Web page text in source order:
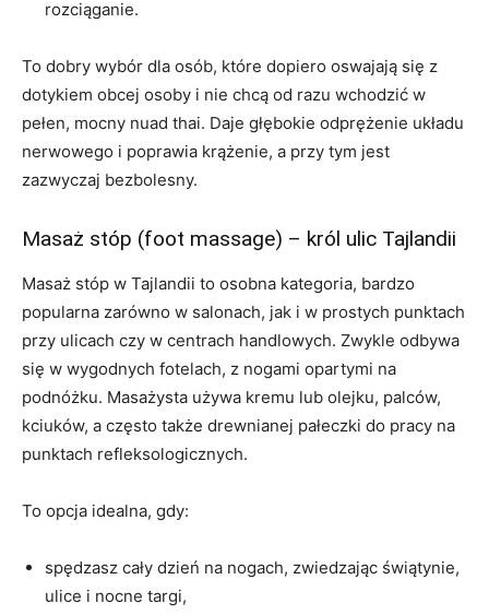
rozciąganie.
To dobry wybór dla osób, które dopiero oswajają się z
dotykiem obcej osoby i nie chcą od razu wchodzić w
pełen, mocny nuad thai. Daje głębokie odprężenie układu
nerwowego i poprawia krążenie, a przy tym jest
zazwyczaj bezbolesny.
Masaż stóp (foot massage) – król ulic Tajlandii
Masaż stóp w Tajlandii to osobna kategoria, bardzo
popularna zarówno w salonach, jak i w prostych punktach
przy ulicach czy w centrach handlowych. Zwykle odbywa
się w wygodnych fotelach, z nogami opartymi na
podnóżku. Masażysta używa kremu lub olejku, palców,
kciuków, a często także drewnianej pałeczki do pracy na
punktach refleksologicznych.
To opcja idealna, gdy:
spędzasz cały dzień na nogach, zwiedzając świątynie,
ulice i nocne targi,